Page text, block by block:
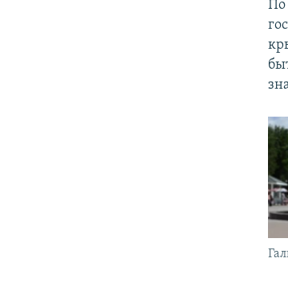
По